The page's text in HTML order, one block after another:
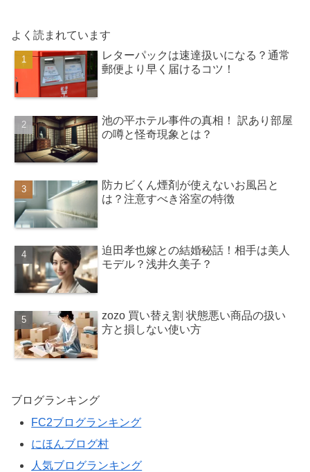
よく読まれています
レターパックは速達扱いになる？通常
郵便より早く届けるコツ！
池の平ホテル事件の真相！ 訳あり部屋
の噂と怪奇現象とは？
防カビくん煙剤が使えないお風呂と
は？注意すべき浴室の特徴
迫田孝也嫁との結婚秘話！相手は美人
モデル？浅井久美子？
zozo 買い替え割 状態悪い商品の扱い
方と損しない使い方
ブログランキング
FC2ブログランキング
にほんブログ村
人気ブログランキング